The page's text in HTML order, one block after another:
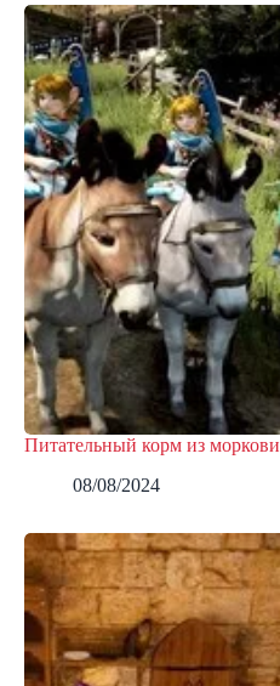
Питательный корм из моркови
08/08/2024